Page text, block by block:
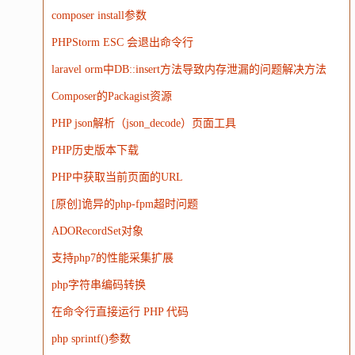
composer install参数
PHPStorm ESC 会退出命令行
laravel orm中DB::insert方法导致内存泄漏的问题解决方法
Composer的Packagist资源
PHP json解析（json_decode）页面工具
PHP历史版本下载
PHP中获取当前页面的URL
[原创]诡异的php-fpm超时问题
ADORecordSet对象
支持php7的性能采集扩展
php字符串编码转换
在命令行直接运行 PHP 代码
php sprintf()参数